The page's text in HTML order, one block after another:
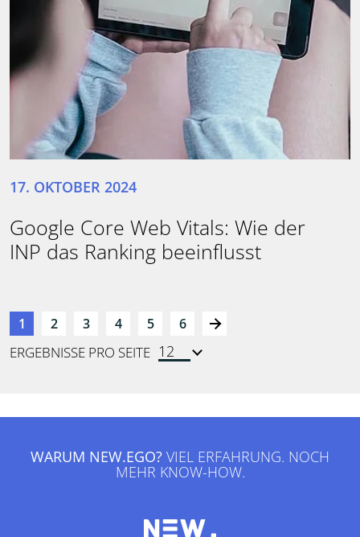
17. OKTOBER 2024
Google Core Web Vitals: Wie der
INP das Ranking beeinflusst
1 2 3 4 5 6
ERGEBNISSE PRO SEITE
WARUM NEW.EGO? VIEL ERFAHRUNG. NOCH
MEHR KNOW-HOW.